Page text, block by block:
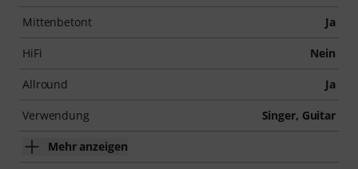
Mittenbetont Ja
HiFi Nein
Allround Ja
Verwendung Singer, Guitar
Mehr anzeigen